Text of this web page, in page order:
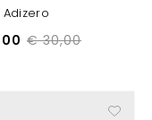
Adizero
€ 30,00